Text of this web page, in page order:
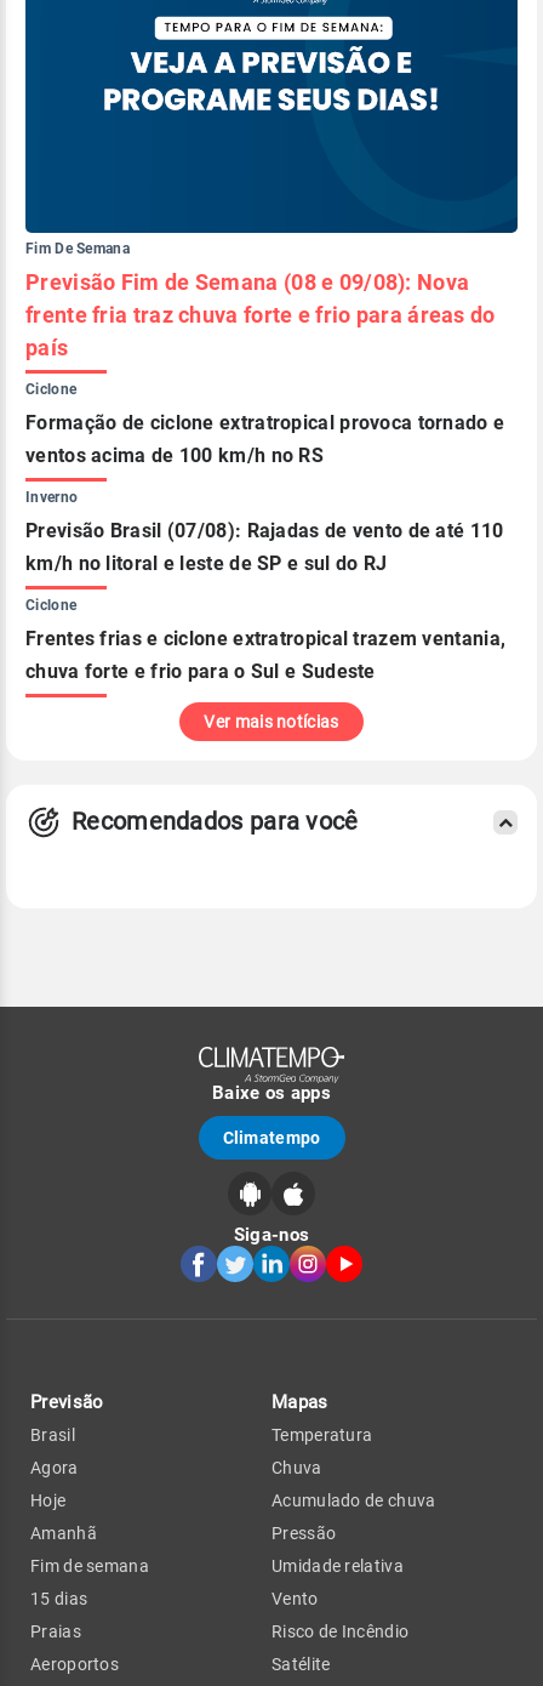
Fim De Semana
Previsão Fim de Semana (08 e 09/08): Nova
frente fria traz chuva forte e frio para áreas do
país
Ciclone
Formação de ciclone extratropical provoca tornado e
ventos acima de 100 km/h no RS
Inverno
Previsão Brasil (07/08): Rajadas de vento de até 110
km/h no litoral e leste de SP e sul do RJ
Ciclone
Frentes frias e ciclone extratropical trazem ventania,
chuva forte e frio para o Sul e Sudeste
Ver mais notícias
Recomendados para você
Baixe os apps
Climatempo
Siga-nos
Previsão
Brasil
Agora
Hoje
Amanhã
Fim de semana
15 dias
Praias
Aeroportos
Mapas
Temperatura
Chuva
Acumulado de chuva
Pressão
Umidade relativa
Vento
Risco de Incêndio
Satélite